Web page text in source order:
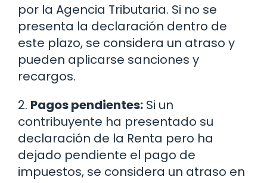
por la Agencia Tributaria. Si no se
presenta la declaración dentro de
este plazo, se considera un atraso y
pueden aplicarse sanciones y
recargos.
2. Pagos pendientes: Si un
contribuyente ha presentado su
declaración de la Renta pero ha
dejado pendiente el pago de
impuestos, se considera un atraso en